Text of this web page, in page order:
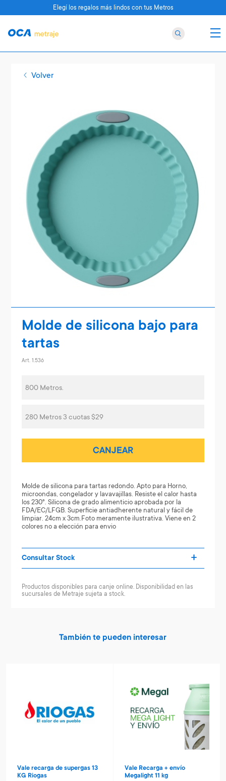
Volver
Molde de silicona bajo para
tartas
Art. 1.536
800 Metros.
280 Metros 3 cuotas $29
CANJEAR
Molde de silicona para tartas redondo. Apto para Horno,
microondas, congelador y lavavajillas. Resiste el calor hasta
los 230°. Silicona de grado alimenticio aprobada por la
FDA/EC/LFGB. Superficie antiadherente natural y fácil de
limpiar. 24cm x 3cm.Foto meramente ilustrativa. Viene en 2
colores no a elección para envio
Consultar Stock
Productos disponibles para canje online. Disponibilidad en las
sucursales de Metraje sujeta a stock.
También te pueden interesar
Vale recarga de supergas 13
KG Riogas
Vale Recarga + envío
Megalight 11 kg
Elegí los regalos más lindos con tus Metros